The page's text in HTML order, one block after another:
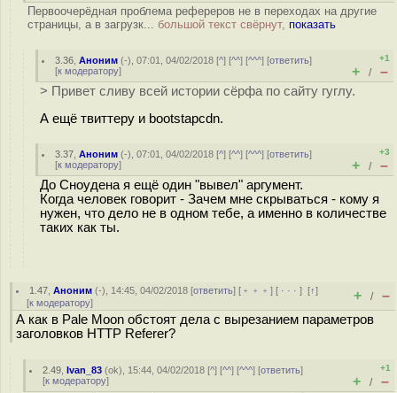
Первоочерёдная проблема рефереров не в переходах на другие
страницы, а в загрузк... большой текст свёрнут, показать
3.36 ,Аноним (-), 07:01, 04/02/2018 [^] [^^] [^^^] [ответить]
[к модератору]
+1
+ / –
> Привет сливу всей истории сёрфа по сайту гуглу.
А ещё твиттеру и bootstapcdn.
3.37 ,Аноним (-), 07:01, 04/02/2018 [^] [^^] [^^^] [ответить]
[к модератору]
+3
+ / –
До Сноудена я ещё один "вывел" аргумент.
Когда человек говорит - Зачем мне скрываться - кому я
нужен, что дело не в одном тебе, а именно в количестве
таких как ты.
1.47 ,Аноним (-), 14:45, 04/02/2018 [ответить] [ ﹢﹢﹢] [ · · ·][↑]
[к модератору] + / –
А как в Pale Moon обстоят дела с вырезанием параметров
заголовков HTTP Referer?
2.49 ,Ivan_83 (ok), 15:44, 04/02/2018 [^] [^^] [^^^] [ответить]
[к модератору]
+1
+ / –